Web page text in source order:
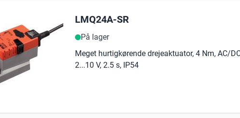
LMQ24A-SR
På lager
Meget hurtigkørende drejeaktuator, 4 Nm, AC/
2...10 V, 2.5 s, IP54